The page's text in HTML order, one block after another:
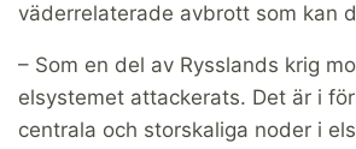
väderrelaterade avbrott som kan
– Som en del av Rysslands krig
elsystemet attackerats. Det är i
centrala och storskaliga noder i